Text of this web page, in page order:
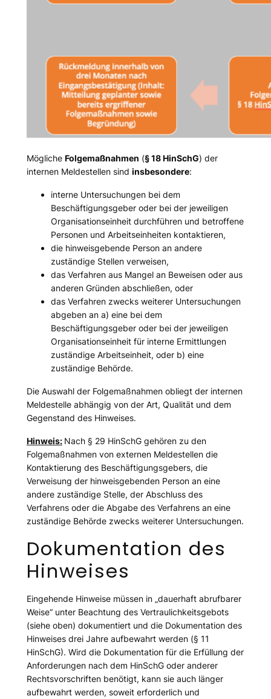
Mögliche Folgemaßnahmen (§ 18 HinSchG) der
internen Meldestellen sind insbesondere:
interne Untersuchungen bei dem
Beschäftigungsgeber oder bei der jeweiligen
Organisationseinheit durchführen und betroffene
Personen und Arbeitseinheiten kontaktieren,
die hinweisgebende Person an andere
zuständige Stellen verweisen,
das Verfahren aus Mangel an Beweisen oder aus
anderen Gründen abschließen, oder
das Verfahren zwecks weiterer Untersuchungen
abgeben an a) eine bei dem
Beschäftigungsgeber oder bei der jeweiligen
Organisationseinheit für interne Ermittlungen
zuständige Arbeitseinheit, oder b) eine
zuständige Behörde.
Die Auswahl der Folgemaßnahmen obliegt der internen
Meldestelle abhängig von der Art, Qualität und dem
Gegenstand des Hinweises.
Hinweis: Nach § 29 HinSchG gehören zu den
Folgemaßnahmen von externen Meldestellen die
Kontaktierung des Beschäftigungsgebers, die
Verweisung der hinweisgebenden Person an eine
andere zuständige Stelle, der Abschluss des
Verfahrens oder die Abgabe des Verfahrens an eine
zuständige Behörde zwecks weiterer Untersuchungen.
Dokumentation des
Hinweises
Eingehende Hinweise müssen in „dauerhaft abrufbarer
Weise“ unter Beachtung des Vertraulichkeitsgebots
(siehe oben) dokumentiert und die Dokumentation des
Hinweises drei Jahre aufbewahrt werden (§ 11
HinSchG). Wird die Dokumentation für die Erfüllung der
Anforderungen nach dem HinSchG oder anderer
Rechtsvorschriften benötigt, kann sie auch länger
aufbewahrt werden, soweit erforderlich und